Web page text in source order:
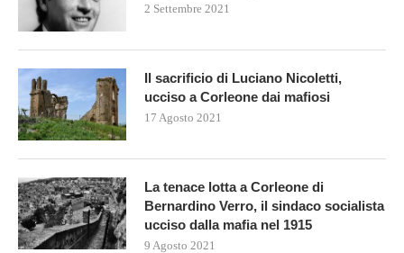
2 Settembre 2021
Il sacrificio di Luciano Nicoletti,
ucciso a Corleone dai mafiosi
17 Agosto 2021
La tenace lotta a Corleone di
Bernardino Verro, il sindaco socialista
ucciso dalla mafia nel 1915
9 Agosto 2021